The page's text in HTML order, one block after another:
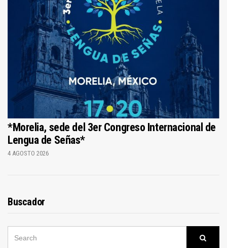
*Morelia, sede del 3er Congreso Internacional de
Lengua de Señas*
4 AGOSTO 2026
Buscador